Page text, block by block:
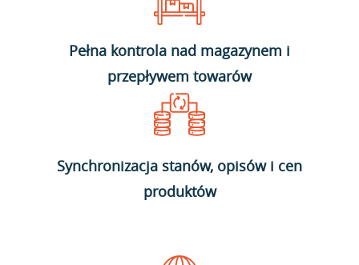
Pełna kontrola nad magazynem i
przepływem towarów
Synchronizacja stanów, opisów i cen
produktów